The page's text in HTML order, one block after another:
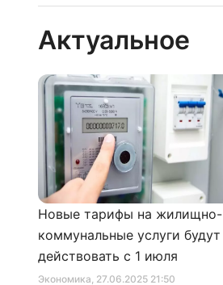
Актуальное
Экономика, 27.06.2025 21:50
Новые тарифы на жилищно-
коммунальные услуги будут
действовать с 1 июля